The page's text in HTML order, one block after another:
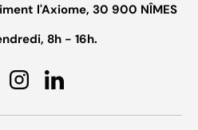
l'Axiome, 30 900 NÎMES
8h - 16h.
InstagramLinkedin